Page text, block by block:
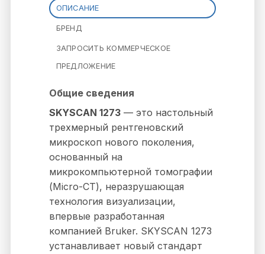
ОПИСАНИЕ
БРЕНД
ЗАПРОСИТЬ КОММЕРЧЕСКОЕ
ПРЕДЛОЖЕНИЕ
Общие сведения
SKYSCAN 1273— это настольный
трехмерный рентгеновский
микроскоп нового поколения,
основанный на
микрокомпьютерной томографии
(Micro-CT), неразрушающая
технология визуализации,
впервые разработанная
компанией Bruker. SKYSCAN 1273
устанавливает новый стандарт